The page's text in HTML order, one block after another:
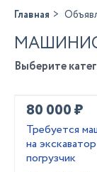
Главная
Выберите
80 000 ₽
Требуется
на
погрузчик